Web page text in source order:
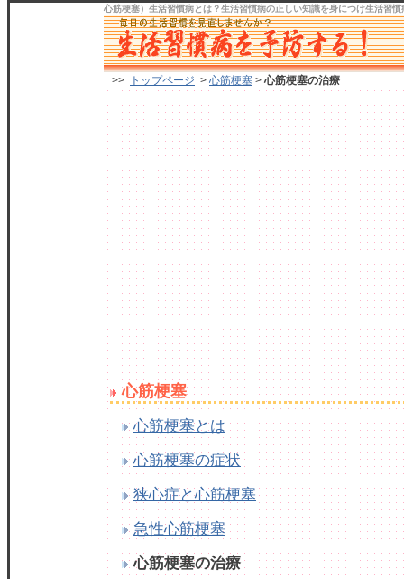
心筋梗塞）生活習慣病とは？生活習慣病の正しい知識を身につけ生活習慣
>> トップページ > 心筋梗塞 > 心筋梗塞の治療
心筋梗塞
心筋梗塞とは
心筋梗塞の症状
狭心症と心筋梗塞
急性心筋梗塞
心筋梗塞の治療